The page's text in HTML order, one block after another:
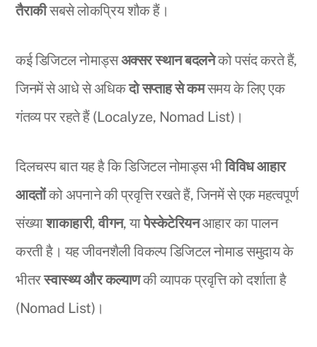
तैराकीसबसे लोकप्रिय शौक हैं।
कई डिजिटल नोमाड्सअक्सर स्थान बदलनेको पसंद करते हैं,
जिनमें से आधे से अधिकदो सप्ताह से कमसमय के लिए एक
गंतव्य पर रहते हैं (Localyze, Nomad List)।
दिलचस्प बात यह है कि डिजिटल नोमाड्स भीविविध आहार
आदतोंको अपनाने की प्रवृत्ति रखते हैं, जिनमें से एक महत्वपूर्ण
संख्याशाकाहारी,वीगन, यापेस्केटेरियनआहार का पालन
करती है। यह जीवनशैली विकल्प डिजिटल नोमाड समुदाय के
भीतरस्वास्थ्य और कल्याणकी व्यापक प्रवृत्ति को दर्शाता है
(Nomad List)।